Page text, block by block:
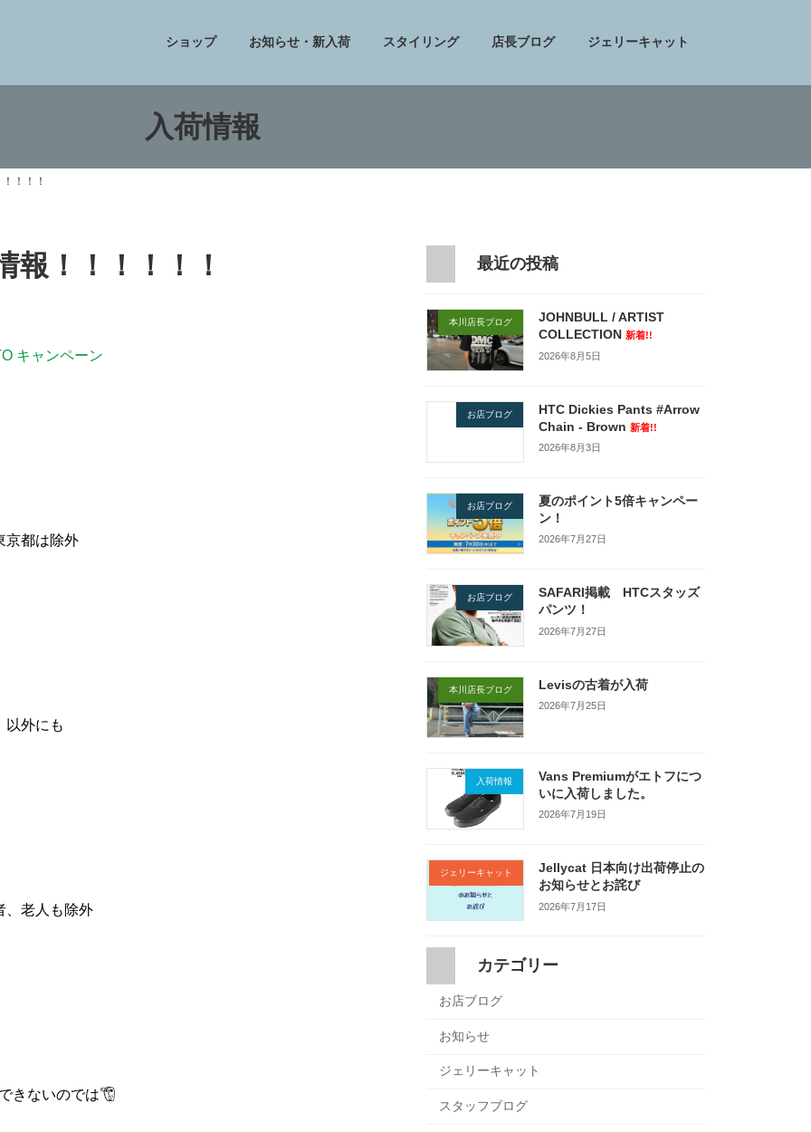
ショップ お知らせ・新入荷 スタイリング 店長ブログ ジェリーキャット
入荷情報
！！！
報！！！！！！
キャンペーン
京都は除外
以外にも
、老人も除外
きないのでは
最近の投稿
本川店長ブログ
JOHNBULL / ARTIST
COLLECTION 新着!!
2026年8月5日
お店ブログ
HTC Dickies Pants #Arrow
Chain - Brown 新着!!
2026年8月3日
お店ブログ
夏のポイント5倍キャンペー
ン！
2026年7月27日
お店ブログ
SAFARI掲載 HTCスタッズ
パンツ！
2026年7月27日
本川店長ブログ Levisの古着が入荷
2026年7月25日
入荷情報
Vans Premiumがエトフにつ
いに入荷しました。
2026年7月19日
ジェリーキャット
Jellycat 日本向け出荷停止の
お知らせとお詫び
2026年7月17日
カテゴリー
お店ブログ
お知らせ
ジェリーキャット
スタッフブログ